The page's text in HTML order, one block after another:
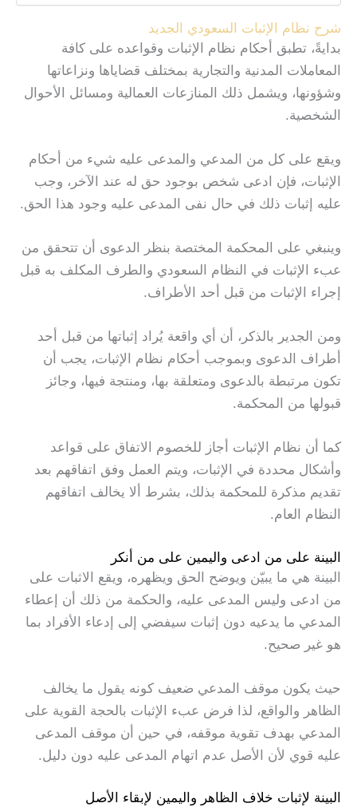
شرح نظام الإثبات السعودي الجديد
بدايةً، تطبق أحكام نظام الإثبات وقواعده على كافة
المعاملات المدنية والتجارية بمختلف قضاياها ونزاعاتها
وشؤونها، ويشمل ذلك المنازعات العمالية ومسائل الأحوال
الشخصية.
ويقع على كل من المدعي والمدعى عليه شيء من أحكام
الإثبات، فإن ادعى شخص بوجود حق له عند الآخر، وجب
عليه إثبات ذلك في حال نفى المدعى عليه وجود هذا الحق.
وينبغي على المحكمة المختصة بنظر الدعوى أن تتحقق من
عبء الإثبات في النظام السعودي والطرف المكلف به قبل
إجراء الإثبات من قبل أحد الأطراف.
ومن الجدير بالذكر، أن أي واقعة يُراد إثباتها من قبل أحد
أطراف الدعوى وبموجب أحكام نظام الإثبات، يجب أن
تكون مرتبطة بالدعوى ومتعلقة بها، ومنتجة فيها، وجائز
قبولها من المحكمة.
كما أن نظام الإثبات أجاز للخصوم الاتفاق على قواعد
وأشكال محددة في الإثبات، ويتم العمل وفق اتفاقهم بعد
تقديم مذكرة للمحكمة بذلك، بشرط ألا يخالف اتفاقهم
النظام العام.
البينة على من ادعى واليمين على من أنكر
البينة هي ما يبيّن ويوضح الحق ويظهره، ويقع الاثبات على
من ادعى وليس المدعى عليه، والحكمة من ذلك أن إعطاء
المدعي ما يدعيه دون إثبات سيفضي إلى إدعاء الأفراد بما
هو غير صحيح.
حيث يكون موقف المدعي ضعيف كونه يقول ما يخالف
الظاهر والواقع، لذا فرض عبء الإثبات بالحجة القوية على
المدعي بهدف تقوية موقفه، في حين أن موقف المدعى
عليه قوي لأن الأصل عدم اتهام المدعى عليه دون دليل.
البينة لإثبات خلاف الظاهر واليمين لإبقاء الأصل